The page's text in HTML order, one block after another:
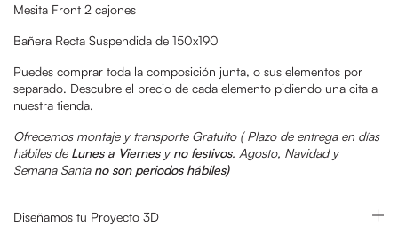
Mesita Front 2 cajones
Bañera Recta Suspendida de 150x190
Puedes comprar toda la composición junta, o sus elementos por
separado. Descubre el precio de cada elemento pidiendo una cita a
nuestra tienda.
Ofrecemos montaje y transporte Gratuito (Plazo de entrega en días
hábiles de Lunes a Viernesy no festivos. Agosto, Navidad y
Semana Santa no son periodos hábiles)
Diseñamos tu Proyecto 3D